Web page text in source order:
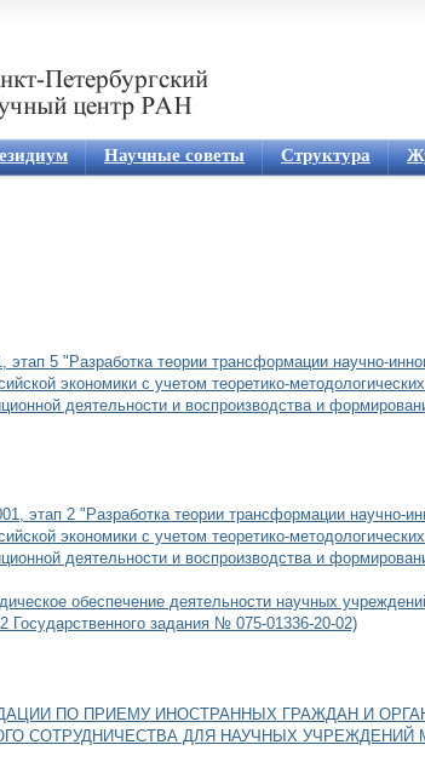
Научные советы Структура
5 "Разработка теории трансформации научно-
экономики с учетом теоретико-
деятельности и воспроизводства и
этап 2 "Разработка теории трансформации научно-
экономики с учетом теоретико-
деятельности и воспроизводства и
обеспечение деятельности научных
Государственного задания № 075-01336-20-02)
ПО ПРИЕМУ ИНОСТРАННЫХ ГРАЖДАН И
СОТРУДНИЧЕСТВА ДЛЯ НАУЧНЫХ